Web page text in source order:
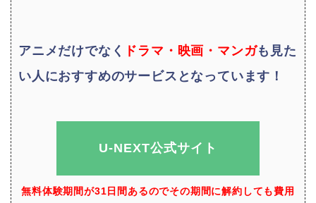
アニメだけでなく ドラマ・映画・マンガも 見た
い人におすすめのサービスとなっています！
U-NEXT公式サイト
無料体験期間が31日間あるのでその期間に解約しても費用